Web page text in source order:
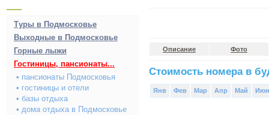
Туры в Подмосковье
Выходные в Подмосковье
Горные лыжи
Гостиницы, пансионаты...
• пансионаты Подмосковья
• гостиницы и отели
• базы отдыха
• дома отдыха в Подмосковье
Описание Фото
Стоимость номера в
Янв Фев Мар Апр Май Июн